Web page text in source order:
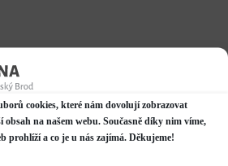
cookies, které nám dovolují zobrazovat
na našem webu. Současně díky nim víme,
prohlíží a co je u nás zajímá. Děkujeme!